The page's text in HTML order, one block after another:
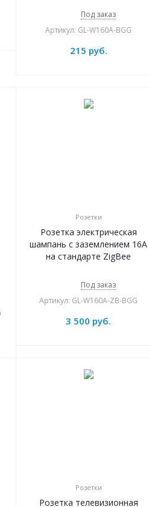
Под заказ
Артикул: GL-W160A-BGG
215 руб.
Розетки
Розетка электрическая
шампань с заземлением 16А
на стандарте ZigBee
Под заказ
Артикул: GL-W160A-ZB-BGG
3 500 руб.
Розетки
Розетка телевизионная